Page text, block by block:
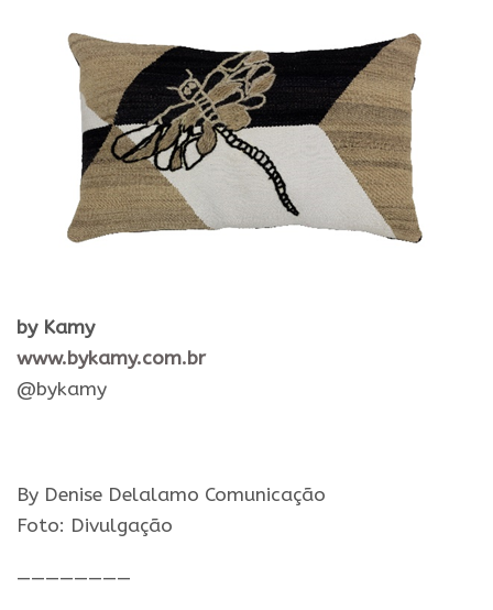
by Kamy
www.bykamy.com.br
@bykamy
By Denise Delalamo Comunicação
Foto: Divulgação
————————